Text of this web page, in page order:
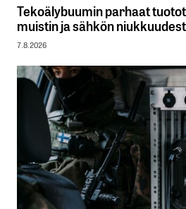
Tekoälybuumin parhaat
muistin ja sähkön
7.8.2026